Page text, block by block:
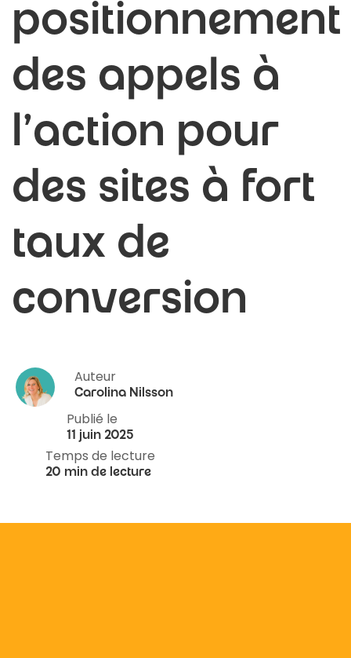
positionnement
des appels à
l'action pour
des sites à fort
taux de
conversion
Auteur
Carolina Nilsson
Publié le
11 juin 2025
Temps de lecture
20 min de lecture